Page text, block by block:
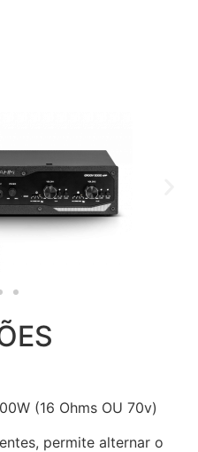
(16 Ohms OU 70v)
permite alternar o